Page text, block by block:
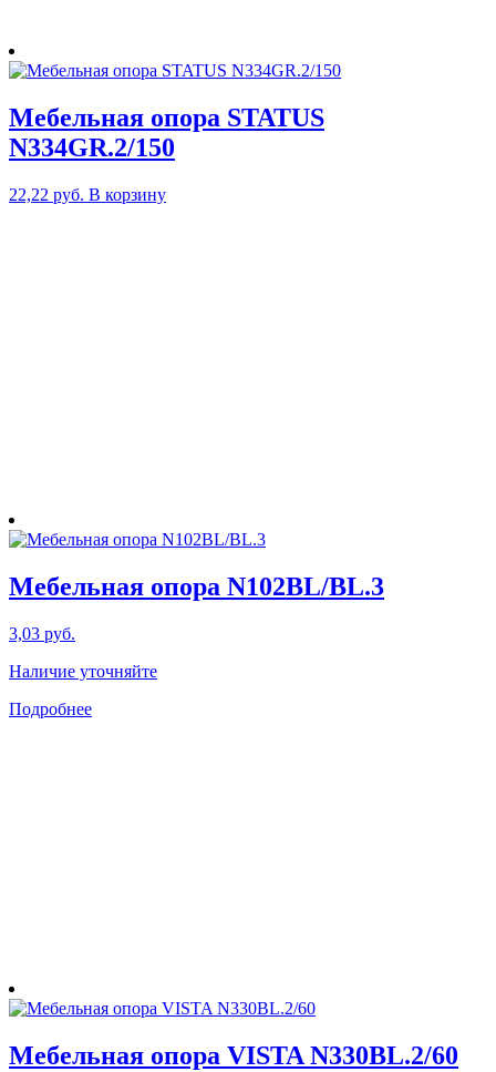
Мебельная опора STATUS
N334GR.2/150
22,22 руб. В корзину
Мебельная опора N102BL/BL.3
3,03 руб.
Наличие уточняйте
Подробнее
Мебельная опора VISTA N330BL.2/60